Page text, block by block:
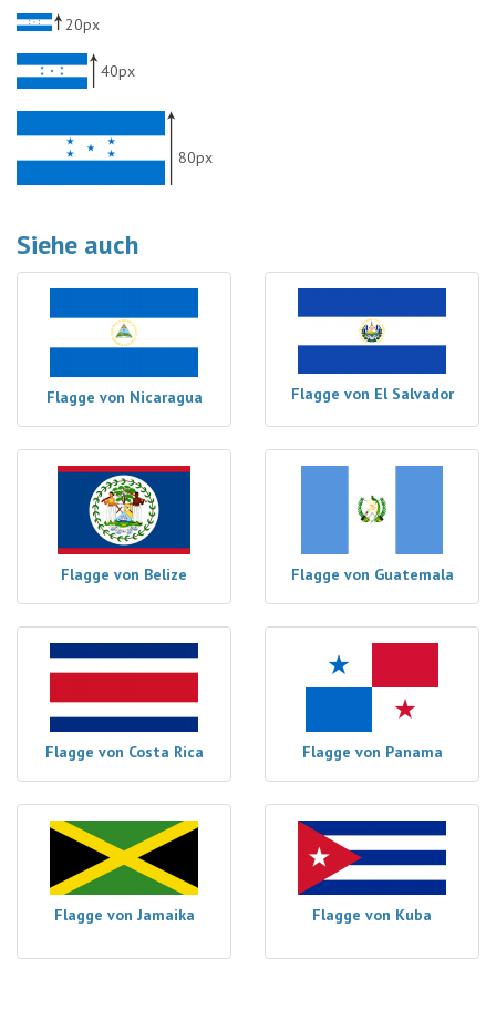
20px
40px
80px
Siehe auch
Flagge von Nicaragua Flagge von El Salvador
Flagge von Belize Flagge von Guatemala
Flagge von Costa Rica Flagge von Panama
Flagge von Jamaika Flagge von Kuba